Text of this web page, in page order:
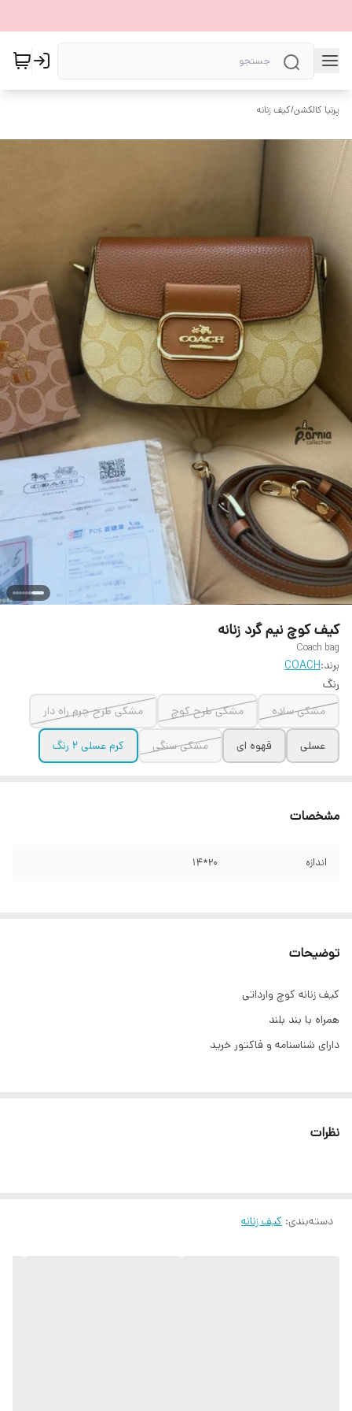
پرنیا کالکشن/کیف زنانه
کیف کوچ نیم گرد زنانه
Coach bag
برند:COACH
رنگ
مشکی ساده
مشکی طرح کوچ مشکی طرح چرم راه دار
عسلی قهوه ای مشکی سنگی کرم عسلی ۲ رنگ
مشخصات
اندازه 20*14
توضیحات
کیف زنانه کوچ وارداتی
همراه با بند بلند
دارای شناسنامه و فاکتور خرید
نظرات
دسته‌بندی: کیف زنانه